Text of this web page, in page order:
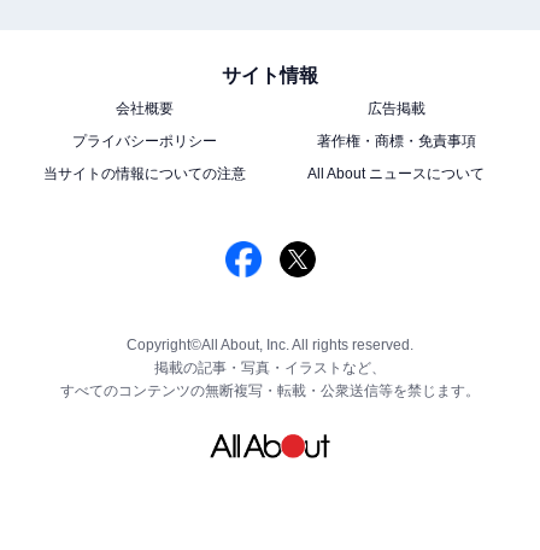
サイト情報
会社概要
広告掲載
プライバシーポリシー
著作権・商標・免責事項
当サイトの情報についての注意
All About ニュースについて
Copyright©All About, Inc. All rights reserved.
掲載の記事・写真・イラストなど、
すべてのコンテンツの無断複写・転載・公衆送信等を禁じます。